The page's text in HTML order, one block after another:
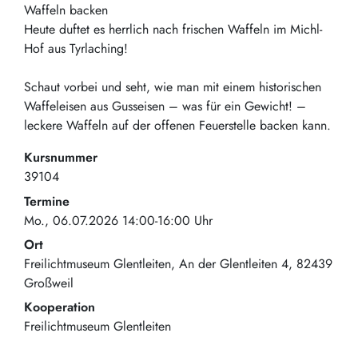
Waffeln backen
Heute duftet es herrlich nach frischen Waffeln im Michl-
Hof aus Tyrlaching!
Schaut vorbei und seht, wie man mit einem historischen
Waffeleisen aus Gusseisen – was für ein Gewicht! –
leckere Waffeln auf der offenen Feuerstelle backen kann.
Kursnummer
39104
Termine
Mo., 06.07.2026 14:00-16:00 Uhr
Ort
Freilichtmuseum Glentleiten An der Glentleiten 4 82439
Großweil
Kooperation
Freilichtmuseum Glentleiten